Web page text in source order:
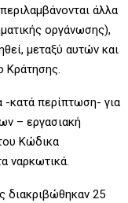
άλλα
οργάνωσης),
μεταξύ αυτών και
Κράτησης.
-κατά περίπτωση- για
– εργασιακή
Κώδικα
ναρκωτικά.
διακριβώθηκαν 25